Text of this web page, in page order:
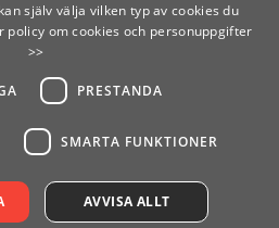
själv välja vilken typ av cookies du
policy om cookies och personuppgifter
>>
PRESTANDA
SMARTA FUNKTIONER
AVVISA ALLT